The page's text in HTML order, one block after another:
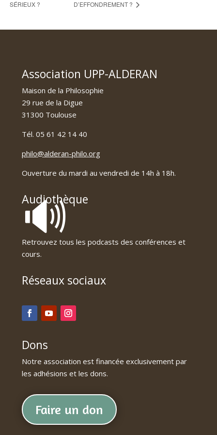
SÉRIEUX ?
D’EFFONDREMENT ?
Association UPP-ALDERAN
Maison de la Philosophie
29 rue de la Digue
31300 Toulouse
Tél. 05 61 42 14 40
philo@alderan-philo.org
Ouverture du mardi au vendredi de 14h à 18h.
Audiothèque
🔊
Retrouvez tous les podcasts des conférences et
cours.
Réseaux sociaux
Dons
Notre association est financée exclusivement par
les adhésions et les dons.
Faire un don